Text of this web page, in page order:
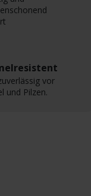
vor
und Pilzen.